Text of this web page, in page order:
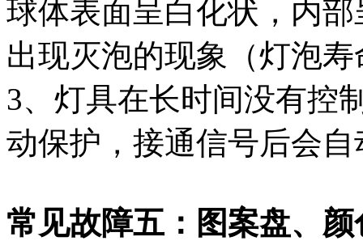
球体表面呈白化状，内
出现灭泡的现象（灯泡
3、灯具在长时间没有控
动保护，接通信号后会
常见故障五：图案盘、